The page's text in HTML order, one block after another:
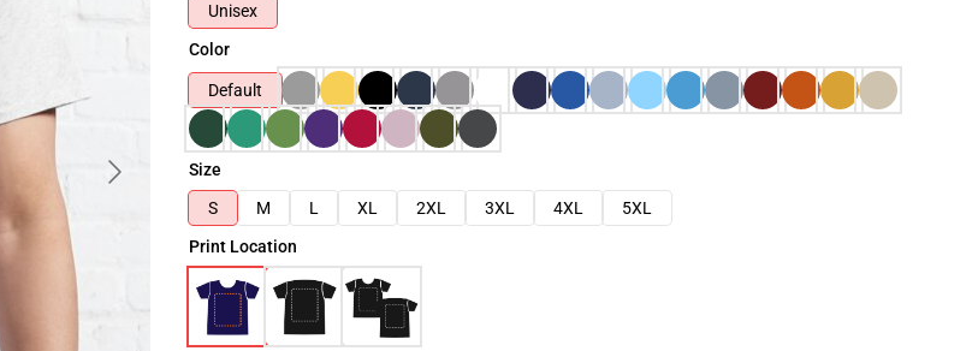
Unisex
Color
Default
Size
S
M L XL 2XL 3XL 4XL
5XL
Print Location